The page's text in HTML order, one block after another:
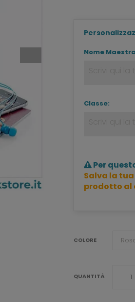
Nome
Classe:
Per
Salva la
prodotto al
COLORE
QUANTITÀ